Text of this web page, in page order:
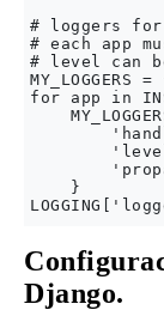
# loggers for
# each app
# level can be
MY_LOGGERS
for app in
    }
Django.